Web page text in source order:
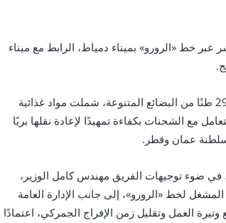
عبر خط «الرورو» بميناء دمياط، الرابط مع ميناء
وأوضحت الوزارة أن ميناء دمياط استقبل 16 شاحنة محملة بنحو 295 طنًا من البضائع المتنوعة، شملت مواد غذائية
مع الشحنات بكفاءة تمهيدًا لإعادة نقلها بريًا
عمان وقطر.
في ضوء توجيهات الفريق مهندس كامل الوزير،
لخط «الرورو»، إلى جانب الإدارة العامة
العمل وتقليل زمن الإفراج الجمركي، اعتمادًا